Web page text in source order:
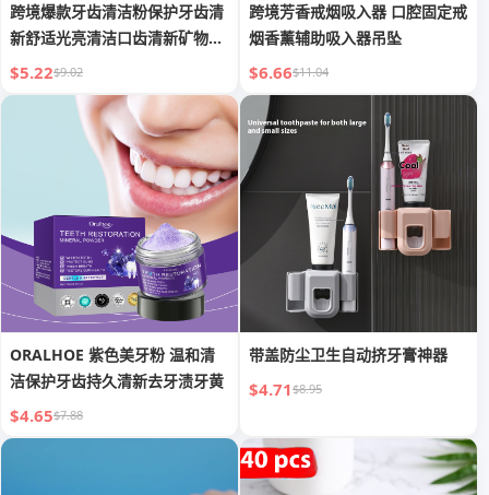
跨境爆款牙齿清洁粉保护牙齿清
新舒适光亮清洁口齿清新矿物质
牙粉
$5.22$9.02
跨境芳香戒烟吸入器 口腔固定戒
烟香薰辅助吸入器吊坠
$6.66$11.04
ORALHOE 紫色美牙粉 温和清
洁保护牙齿持久清新去牙渍牙黄
$4.65$7.88
带盖防尘卫生自动挤牙膏神器
$4.71$8.95